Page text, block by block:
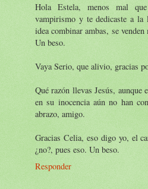
Hola Estela, menos mal
vampirismo y te dedicaste a la
idea combinar ambas, se
Un beso.
Vaya Serio, que alivio, gracias
Qué razón llevas Jesús, aunque
en su inocencia aún no han
abrazo, amigo.
Gracias Celia, eso digo yo, el
¿no?, pues eso. Un beso.
Responder